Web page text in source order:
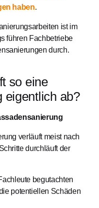
haben.
ist im
führen Fachbetriebe
durch.
so eine
eigentlich ab?
verläuft meist nach
durchläuft der
begutachten
potentiellen Schäden